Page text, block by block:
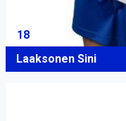
18
Laaksonen Sini